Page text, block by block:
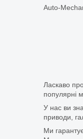
Auto-
Ласкаво
популярні
У нас ви
приводи,
Ми